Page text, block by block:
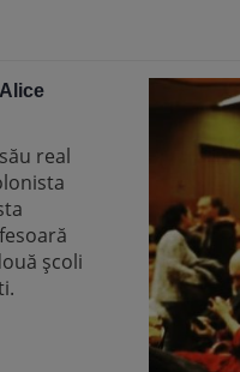
real
școli